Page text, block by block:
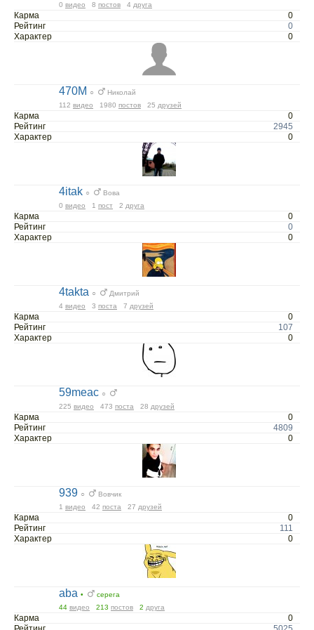
0 видео 8 постов 4 друга
Карма
0
Рейтинг
0
Характер
0
470M ○
Николай
112 видео 1980 постов 25 друзей
Карма
0
Рейтинг
2945
Характер
0
4itak ○
Вова
0 видео 1 пост 2 друга
Карма
0
Рейтинг
0
Характер
0
4takta ○
Дмитрий
4 видео 3 поста 7 друзей
Карма
0
Рейтинг
107
Характер
0
59meac ○
225 видео 473 поста 28 друзей
Карма
0
Рейтинг
4809
Характер
0
939 ○
Вовчик
1 видео 42 поста 27 друзей
Карма
0
Рейтинг
111
Характер
0
aba •
серега
44 видео 213 постов 2 друга
Карма
0